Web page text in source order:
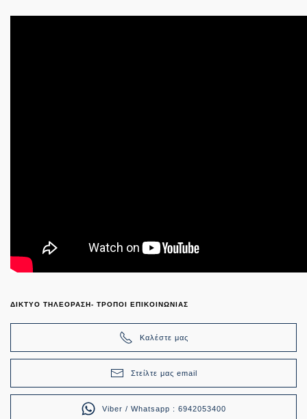
ΔΙΚΤΥΟ ΤΗΛΕΟΡΑΣΗ- ΤΡΟΠΟΙ ΕΠΙΚΟΙΝΩΝΙΑΣ
Καλέστε μας
Στείλτε μας email
Viber / Whatsapp : 6942053400